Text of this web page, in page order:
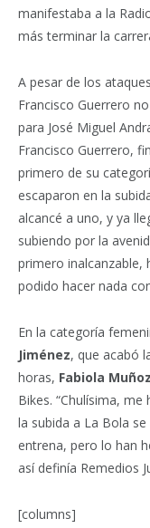
manifestaba a la
más terminar la
A pesar de los
Francisco Guerrero
para José Miguel
Francisco Guerrero,
primero de su
escaparon en la
alcancé a uno, y ya
subiendo por la
primero
podido hacer nada
En la categoría
Jiménez, que acabó
horas, Fabiola Muñoz
Bikes. “Chulísima,
la subida a La Bola
entrena, pero lo han
así definía Remedios
[columns]